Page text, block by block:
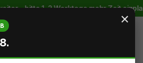
– bitte 1–2 Werktage mehr Zeit
×